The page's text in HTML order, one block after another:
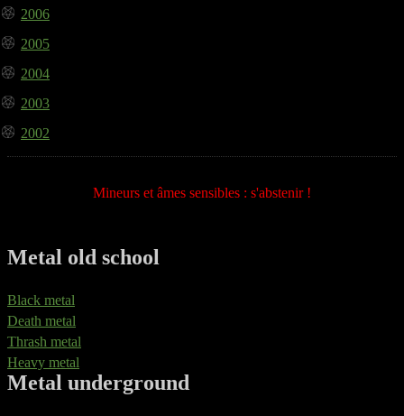
2006
2005
2004
2003
2002
Mineurs et âmes sensibles : s'abstenir !
Metal old school
Black metal
Death metal
Thrash metal
Heavy metal
Metal underground